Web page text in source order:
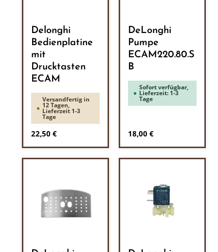
Delonghi
Bedienplatine
mit
Drucktasten
ECAM
Versandfertig in
12 Tagen,
Lieferzeit 1-3
Tage
Regulärer Preis:
22,50 €
DeLonghi
Pumpe
ECAM220.80.S
B
Sofort verfügbar,
Lieferzeit: 1-3
Tage
Regulärer Preis:
18,00 €